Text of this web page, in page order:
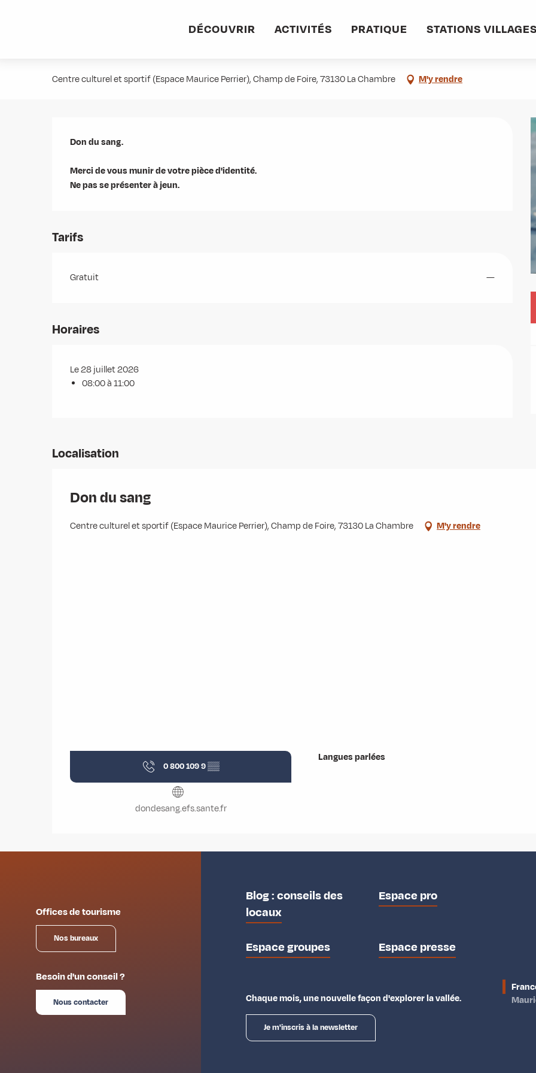
DÉCOUVRIR ACTIVITÉS PRATIQUE STATIONS VILLAGES
Centre culturel et sportif (Espace Maurice Perrier), Champ de Foire, 73130 La Chambre M'y rendre
Description
Don du sang.
Merci de vous munir de votre pièce d'identité.
Ne pas se présenter à jeun.
Tarifs
Gratuit —
Horaires
Le 28 juillet 2026
08:00 à 11:00
Localisation
Don du sang
Centre culturel et sportif (Espace Maurice Perrier), Champ de Foire, 73130 La Chambre M'y rendre
0 800 109 9▒▒
dondesang.efs.sante.fr
Langues parlées
Langues parlées
Offices de tourisme
Nos bureaux
Besoin d'un conseil ?
Nous contacter
Blog : conseils des
locaux
Espace pro
Espace groupes Espace presse
Chaque mois, une nouvelle façon d'explorer la vallée.
Je m'inscris à la newsletter